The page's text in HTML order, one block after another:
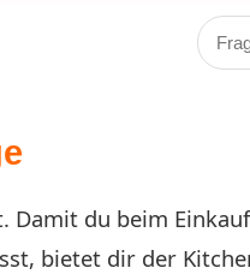
Damit du beim
bietet dir der